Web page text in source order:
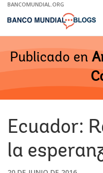
Skip
Main
BANCOMUNDIAL.ORG
Publicado en
Ecuador:
la